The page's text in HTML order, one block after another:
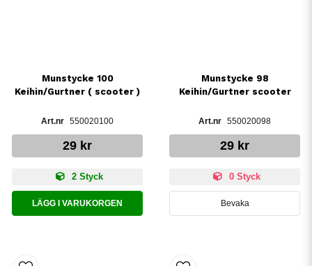
Munstycke 100
Keihin/Gurtner ( scooter )
550020100
29 kr
2 Styck
LÄGG I VARUKORGEN
Munstycke 98
Keihin/Gurtner scooter
550020098
29 kr
0 Styck
Bevaka